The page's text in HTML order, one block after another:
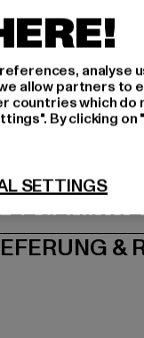
CL5450-L-
Kapellhof 22 |
&
analyse
allow partners to
countries which do
By clicking
SETTINGS